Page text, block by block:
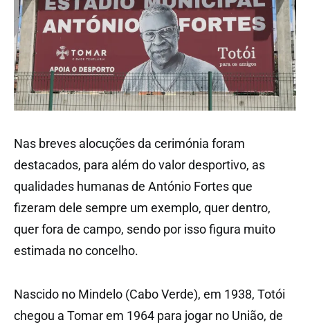
Nas breves alocuções da cerimónia foram
destacados, para além do valor desportivo, as
qualidades humanas de António Fortes que
fizeram dele sempre um exemplo, quer dentro,
quer fora de campo, sendo por isso figura muito
estimada no concelho.
Nascido no Mindelo (Cabo Verde), em 1938, Totói
chegou a Tomar em 1964 para jogar no União, de